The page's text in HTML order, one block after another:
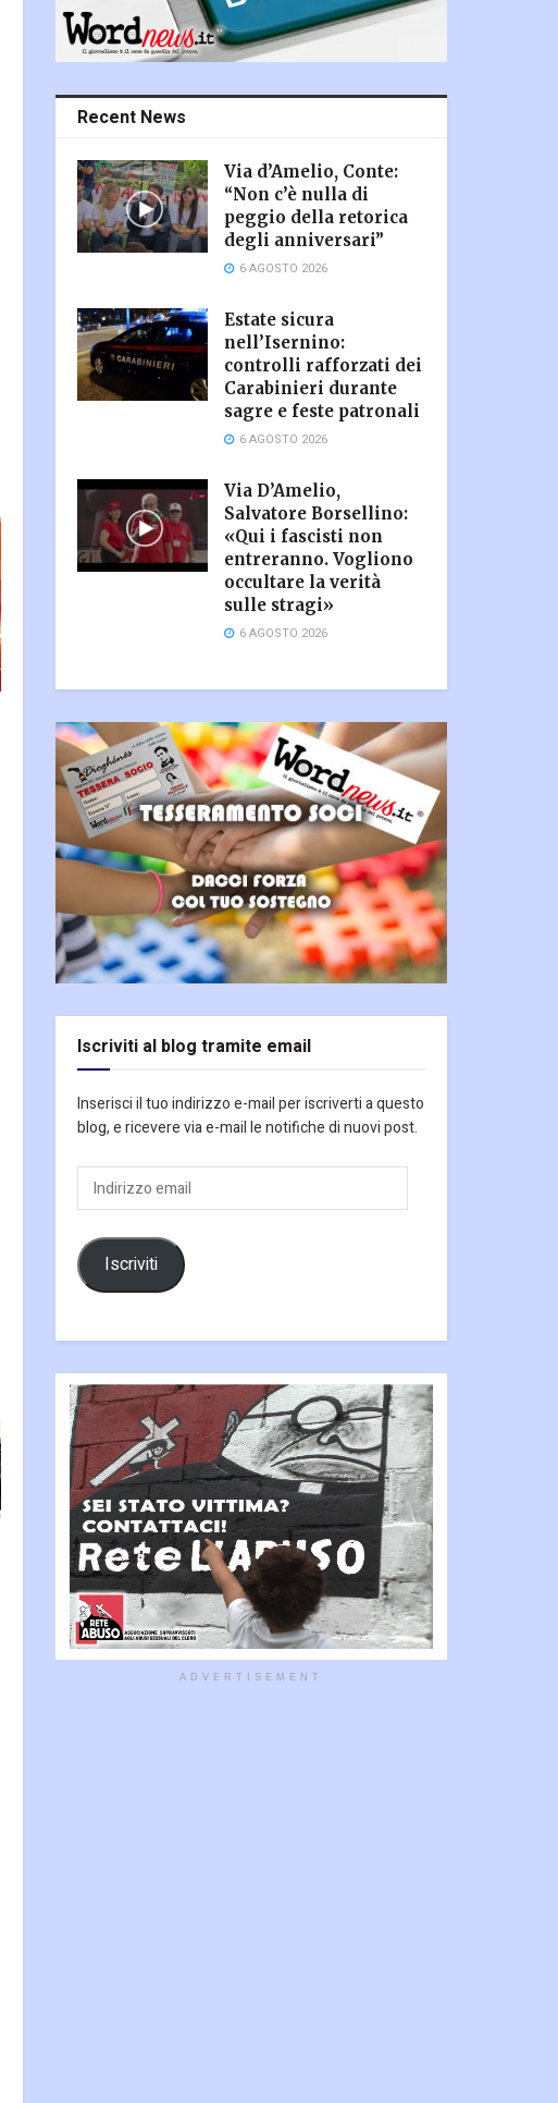
Recent News
Via d’Amelio, Conte:
“Non c’è nulla di
peggio della retorica
degli anniversari”
6 AGOSTO 2026
Estate sicura
nell’Isernino:
controlli rafforzati dei
Carabinieri durante
sagre e feste patronali
6 AGOSTO 2026
Via D’Amelio,
Salvatore Borsellino:
«Qui i fascisti non
entreranno. Vogliono
occultare la verità
sulle stragi»
6 AGOSTO 2026
Iscriviti al blog tramite email
Inserisci il tuo indirizzo e-mail per iscriverti a questo
blog, e ricevere via e-mail le notifiche di nuovi post.
Indirizzo
email
Iscriviti
ADVERTISEMENT